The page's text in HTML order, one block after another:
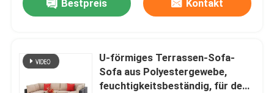
Bestpreis Kontakt
U-förmiges Terrassen-Sofa-
Sofa aus Polyestergewebe,
feuchtigkeitsbeständig, für den